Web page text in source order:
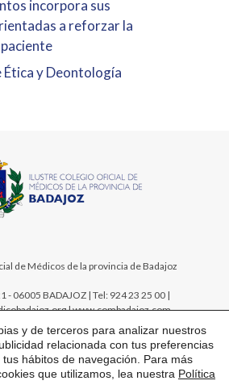
incorpora sus
a reforzar la
Ética y Deontología
de Médicos de la provincia de Badajoz
- 06005 BADAJOZ | Tel: 924 23 25 00 |
| www.combadajoz.com
y de terceros para analizar nuestros
relacionada con tus preferencias
hábitos de navegación. Para más
que utilizamos, lea nuestra Política